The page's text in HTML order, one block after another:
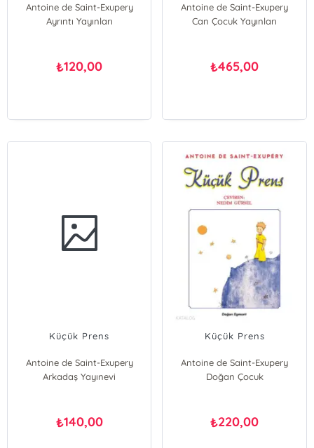
Antoine de Saint-Exupery
Ayrıntı Yayınları
₺120,00
Antoine de Saint-Exupery
Can Çocuk Yayınları
₺465,00
Küçük Prens
Antoine de Saint-Exupery
Arkadaş Yayınevi
₺140,00
Küçük Prens
Antoine de Saint-Exupery
Doğan Çocuk
₺220,00